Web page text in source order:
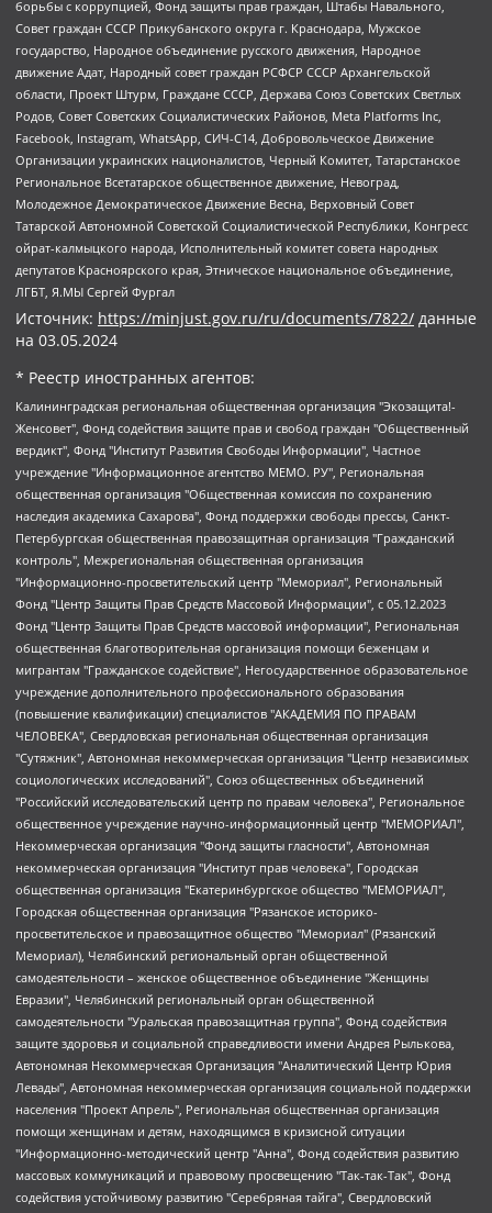
борьбы с коррупцией, Фонд защиты прав граждан, Штабы Навального,
Совет граждан СССР Прикубанского округа г. Краснодара, Мужское
государство, Народное объединение русского движения, Народное
движение Адат, Народный совет граждан РСФСР СССР Архангельской
области, Проект Штурм, Граждане СССР, Держава Союз Советских Светлых
Родов, Совет Советских Социалистических Районов, Meta Platforms Inc,
Facebook, Instagram, WhatsApp, СИЧ-С14, Добровольческое Движение
Организации украинских националистов, Черный Комитет, Татарстанское
Региональное Всетатарское общественное движение, Невоград,
Молодежное Демократическое Движение Весна, Верховный Совет
Татарской Автономной Советской Социалистической Республики, Конгресс
ойрат-калмыцкого народа, Исполнительный комитет совета народных
депутатов Красноярского края, Этническое национальное объединение,
ЛГБТ, Я.МЫ Сергей Фургал
Источник: https://minjust.gov.ru/ru/documents/7822/ данные
на 03.05.2024
* Реестр иностранных агентов:
Калининградская региональная общественная организация "Экозащита!-Женсовет", Фонд содействия защите прав и свобод граждан "Общественный вердикт", Фонд "Институт Развития Свободы Информации", Частное учреждение "Информационное агентство МЕМО. РУ", Региональная общественная организация "Общественная комиссия по сохранению наследия академика Сахарова", Фонд поддержки свободы прессы, Санкт-Петербургская общественная правозащитная организация "Гражданский контроль", Межрегиональная общественная организация "Информационно-просветительский центр "Мемориал", Региональный Фонд "Центр Защиты Прав Средств Массовой Информации", с 05.12.2023 Фонд "Центр Защиты Прав Средств массовой информации", Региональная общественная благотворительная организация помощи беженцам и мигрантам "Гражданское содействие", Негосударственное образовательное учреждение дополнительного профессионального образования (повышение квалификации) специалистов "АКАДЕМИЯ ПО ПРАВАМ ЧЕЛОВЕКА", Свердловская региональная общественная организация "Сутяжник", Автономная некоммерческая организация "Центр независимых социологических исследований", Союз общественных объединений "Российский исследовательский центр по правам человека", Региональное общественное учреждение научно-информационный центр "МЕМОРИАЛ", Некоммерческая организация "Фонд защиты гласности", Автономная некоммерческая организация "Институт прав человека", Городская общественная организация "Екатеринбургское общество "МЕМОРИАЛ", Городская общественная организация "Рязанское историко-просветительское и правозащитное общество "Мемориал" (Рязанский Мемориал), Челябинский региональный орган общественной самодеятельности – женское общественное объединение "Женщины Евразии", Челябинский региональный орган общественной самодеятельности "Уральская правозащитная группа", Фонд содействия защите здоровья и социальной справедливости имени Андрея Рылькова, Автономная Некоммерческая Организация "Аналитический Центр Юрия Левады", Автономная некоммерческая организация социальной поддержки населения "Проект Апрель", Региональная общественная организация помощи женщинам и детям, находящимся в кризисной ситуации "Информационно-методический центр "Анна", Фонд содействия развитию массовых коммуникаций и правовому просвещению "Так-так-Так", Фонд содействия устойчивому развитию "Серебряная тайга", Свердловский региональный общественный фонд социальных проектов "Новое время", "Idel.Реалии", Кавказ.Реалии, Крым.Реалии, Телеканал Настоящее Время, Татаро-башкирская служба Радио Свобода (Azatliq Radiosi), Радио Свободная Европа/Радио Свобода (PCE/PC), "Сибирь.Реалии", "Фактограф", Благотворительный фонд помощи осужденным и их семьям, Автономная некоммерческая организация "Институт глобализации и социальных движений", Фонд "В защиту прав заключенных", Частное учреждение "Центр поддержки и содействия развитию средств массовой информации", Пензенский региональный общественный благотворительный фонд "Гражданский союз", "Север.Реалии", Некоммерческая организация Фонд "Правовая инициатива", Общество с ограниченной ответственностью "Радио Свободная Европа/Радио Свобода", Чешское информационное агентство "MEDIUM-ORIENT", Красноярская региональная общественная организация "Мы против СПИДа", Камалягин Денис Николаевич, Маркелов Сергей Евгеньевич, Пономарев Лев Александрович, Савицкая Людмила Алексеевна, Автономная некоммерческая организация "Центр по работе с проблемой насилия "НАСИЛИЮ.НЕТ", Межрегиональный профессиональный союз работников здравоохранения "Альянс врачей", Юридическое лицо, зарегистрированное в Латвийской Республике, SIA "Medusa Project" (регистрационный номер 40103797863, дата регистрации 10.06.2014), Некоммерческая организация "Фонд по борьбе с коррупцией", Автономная некоммерческая организация "Институт права и публичной политики", Баданин Роман Сергеевич, Гликин Максим Александрович, Железнова Мария Михайловна, Лукьянова Юлия Сергеевна, Маетная Елизавета Витальевна, Маняхин Петр Борисович, Чуракова Ольга Владимировна, Ярош Юлия Петровна, Юридическое лицо "The Insider SIA", зарегистрированное в Риге, Латвийская Республика (дата регистрации 26.06.2015), являющееся администратором доменного имени интернет-издания "The Insider SIA", https://theins.ru, Постернак Алексей Евгеньевич, Рубин Михаил Аркадьевич, Анин Роман Александрович, Юридическое лицо Istories fonds, зарегистрированное в Латвийской Республике (регистрационный номер 50008295751, дата регистрации 24.02.2020), Великовский Дмитрий Александрович, Долинина Ирина Николаевна, Мароховская Алеся Алексеевна, Шлейнов Роман Юрьевич, Шмагун Олеся Валентиновна, Общество с ограниченной ответственностью "Альтаир 2021", Общество с ограниченной ответственностью "Вега 2021", Общество с ограниченной ответственностью "Главный редактор 2021", Общество с ограниченной ответственностью "Ромашки монолит", Важенков Артем Валерьевич, Ивановская областная общественная организация "Центр гендерных исследований", Гурман Юрий Альбертович, Медиапроект "ОВД-Инфо", Егоров Владимир Владимирович, Жилинский Владимир Александрович, Общество с ограниченной ответственностью "ЗП", Иванова София Юрьевна, Карезина Инна Павловна, Кильтау Екатерина Викторовна, Петров Алексей Викторович, Пискунов Сергей Евгеньевич, Смирнов Сергей Сергеевич, Тихонов Михаил Сергеевич, Общество с ограниченной ответственностью "ЖУРНАЛИСТ-ИНОСТРАННЫЙ АГЕНТ", Арапова Галина Юрьевна, Вольтская Татьяна Анатольевна, Американская компания "Mason G.E.S. Anonymous Foundation" (США), являющаяся владельцем интернет-издания https://mnews.world/, Компания "Stichting Bellingcat", зарегистрированная в Нидерландах (дата регистрации 11.07.2018), Захаров Андрей Вячеславович, Клепиковская Екатерина Дмитриевна, Общество с ограниченной ответственностью "МЕМО", Перл Роман Александрович, Симонов Евгений Алексеевич, Соловьева Елена Анатольевна, Сотников Даниил Владимирович, Сурначева Елизавета Дмитриевна, Автономная некоммерческая организация по защите прав человека и информированию населения "Якутия – Наше Мнение", Общество с ограниченной ответственностью "Москоу диджитал медиа", с 26.01.2023 Общество с ограниченной ответственностью "Чайка Белые сады", Ветошкина Валерия Валерьевна, Заговора Максим Александрович, Межрегиональное общественное движение "Российская ЛГБТ - сеть", Оленичев Максим Владимирович, Павлов Иван Юрьевич, Скворцова Елена Сергеевна, Общество с ограниченной ответственностью "Как бы инагент", Кочетков Игорь Викторович, Общество с ограниченной ответственностью "Честные выборы", Еланчик Олег Александрович, Общество с ограниченной ответственностью "Нобелевский призыв", Гималова Регина Эмилевна, Григорьев Андрей Валерьевич, Григорьева Алина Александровна, Ассоциация по содействию защите прав призывников, альтернативнослужащих и военнослужащих "Правозащитная группа "Гражданин.Армия.Право", Хисамова Регина Фаритовна, Автономная некоммерческая организация по реализации социально-правовых программ "Лилит", Дальневосточное общественное движение "Маяк", Санкт-Петербургская ЛГБТ-инициативная группа "Выход", Инициативная группа ЛГБТ+ "Реверс", Алексеев Андрей Викторович, Бекбулатова Таисия Львовна, Беляев Иван Михайлович, Владыкина Елена Сергеевна, Гельман Марат Александрович, Никульшина Вероника Юрьевна, Толоконникова Надежда Андреевна, Шендерович Виктор Анатольевич, Общество с ограниченной ответственностью "Данное сообщение", Общество с ограниченной ответственностью Издательский дом "Новая глава", Айнбиндер Александра Александровна, Московский комьюнити-центр для ЛГБТ+инициатив, Благотворительный фонд развития филантропии, Deutsche Welle (Германия, Kurt-Schumacher-Strasse 3, 53113 Bonn), Борзунова Мария Михайловна, Воробьев Виктор Викторович, Голубева Анна Львовна, Константинова Алла Михайловна, Малкова Ирина Владимировна, Мурадов Мурад Абдулгалимович, Осетинская Елизавета Николаевна, Понасенков Евгений Николаевич, Ганапольский Матвей Юрьевич, Киселев Евгений Алексеевич, Борухович Ирина Григорьевна, Дремин Иван Тимофеевич, Дубровский Дмитрий Викторович, Красноярская региональная общественная организация поддержки и развития альтернативных образовательных технологий и межкультурных коммуникаций "ИНТЕРРА", Маяковская Екатерина Алексеевна, Фейгин Марк Захарович, Филимонов Андрей Викторович, Дзугкоева Регина Николаевна, Доброхотов Роман Александрович, Дудь Юрий Александрович, Елкин Сергей Владимирович, Кругликов Кирилл Игоревич, Сабунаева Мария Леонидовна, Семенов Алексей Владимирович, Шаинян Карен Багратович, Шульман Екатерина Михайловна, Асафьев Артур Валерьевич, Вахштайн Виктор Семенович, Венедиктов Алексей Алексеевич, Лушникова Екатерина Евгеньевна, Волков Леонид Михайлович, Невзоров Александр Глебович, Пархоменко Сергей Борисович, Сироткин Ярослав Николаевич, Кара-Мурза Владимир Владимирович, Баранова Наталья Владимировна, Гозман Леонид Яковлевич, Кагарлицкий Борис Юльевич, Климарев Михаил Валерьевич, Милов Владимир Станиславович, Автономная некоммерческая организация Краснодарский центр современного искусства "Типография", Моргенштерн Алишер Тагирович, Соболь Любовь Эдуардовна, Общество с ограниченной ответственностью "ЛИЗА НОРМ", Каспаров Гарри Кимович, Ходорковский Михаил Борисович, Общество с ограниченной ответственностью "Апрельские тезисы", Данилович Ирина Брониславовна, Кашин Олег Владимирович, Петров Николай Владимирович, Пивоваров Алексей Владимирович, Соколов Михаил Владимирович, Цветкова Юлия Владимировна, Чичваркин Евгений Александрович, Комитет против пыток/Команда против пыток, Общество с ограниченной ответственностью "Первый научный", Общество с ограниченной ответственностью "Вертолет и ко", Белоцерковская Вероника Борисовна, Кац Максим Евгеньевич, Лазарева Татьяна Юрьевна, Шаведдинов Руслан Табризович, Яшин Илья Валерьевич, Общество с ограниченной ответственностью "Иноагент ААВ", Алешковский Дмитрий Петрович, Альбац Евгения Марковна, Быков Дмитрий Львович, Галямина Юлия Евгеньевна, Лойко Сергей Леонидович, Мартынов Кирилл Константинович, Медведев Сергей Александрович, Крашенинников Федор Геннадиевич, Гордеева Катерина Вл